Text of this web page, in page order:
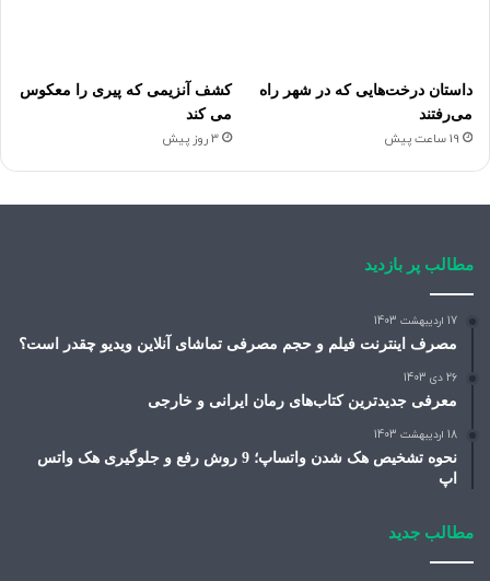
داستان درخت‌هایی که در شهر راه
می‌رفتند
19 ساعت پیش
کشف آنزیمی که پیری را معکوس
می کند
3 روز پیش
مطالب پر بازدید
17 اردیبهشت 1403
مصرف اینترنت فیلم و حجم مصرفی تماشای آنلاین ویدیو چقدر است؟
26 دی 1403
معرفی جدیدترین کتاب‌های رمان ایرانی و خارجی
18 اردیبهشت 1403
نحوه تشخیص هک شدن واتساپ؛ 9 روش رفع و جلوگیری هک واتس
اپ
مطالب جدید